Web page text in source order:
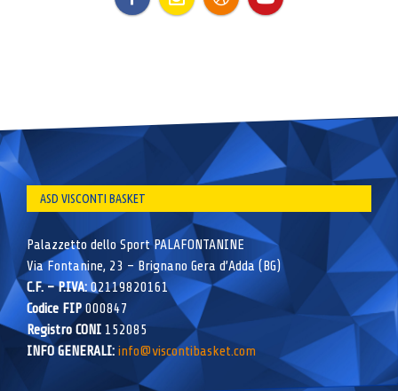
ASD VISCONTI BASKET
Palazzetto dello Sport PALAFONTANINE
Via Fontanine, 23 – Brignano Gera d’Adda (BG)
C.F. – P.IVA:02119820161
Codice FIP000847
Registro CONI 152085
INFO GENERALI: info@viscontibasket.com